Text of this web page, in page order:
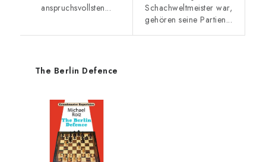
anspruchsvollsten...
Schachweltmeister war,
gehören seine Partien...
The Berlin Defence